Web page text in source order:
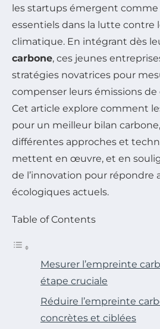
les startups émergent comme
essentiels dans la lutte contre
climatique. En intégrant dès
carbone, ces jeunes
stratégies novatrices pour
compenser leurs émissions de
Cet article explore comment
pour un meilleur bilan
différentes approches et
mettent en œuvre, et en
de l’innovation pour répondre
écologiques actuels.
Table of Contents
Mesurer l’empreinte
étape cruciale
Réduire l’empreinte
concrètes et ciblées